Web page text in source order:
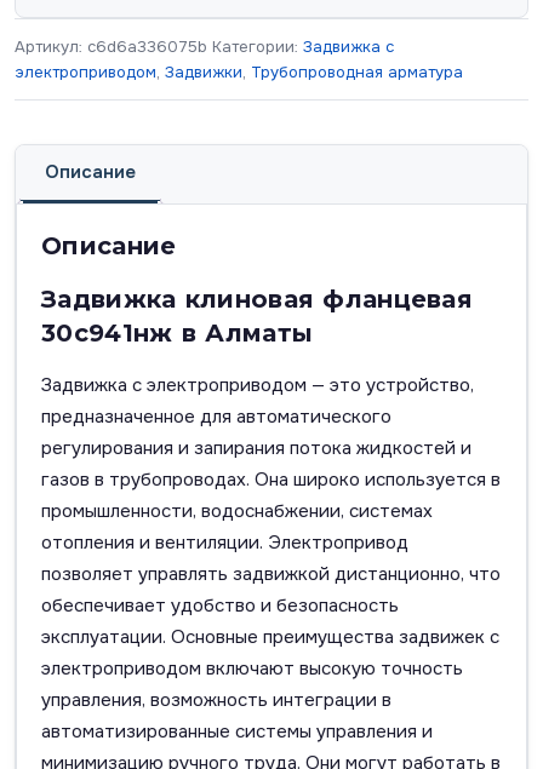
Артикул: c6d6a336075b Категории: Задвижка с
электроприводом, Задвижки, Трубопроводная арматура
Описание
Описание
Задвижка клиновая фланцевая
30с941нж в Алматы
Задвижка с электроприводом — это устройство,
предназначенное для автоматического
регулирования и запирания потока жидкостей и
газов в трубопроводах. Она широко используется в
промышленности, водоснабжении, системах
отопления и вентиляции. Электропривод
позволяет управлять задвижкой дистанционно, что
обеспечивает удобство и безопасность
эксплуатации. Основные преимущества задвижек с
электроприводом включают высокую точность
управления, возможность интеграции в
автоматизированные системы управления и
минимизацию ручного труда. Они могут работать в